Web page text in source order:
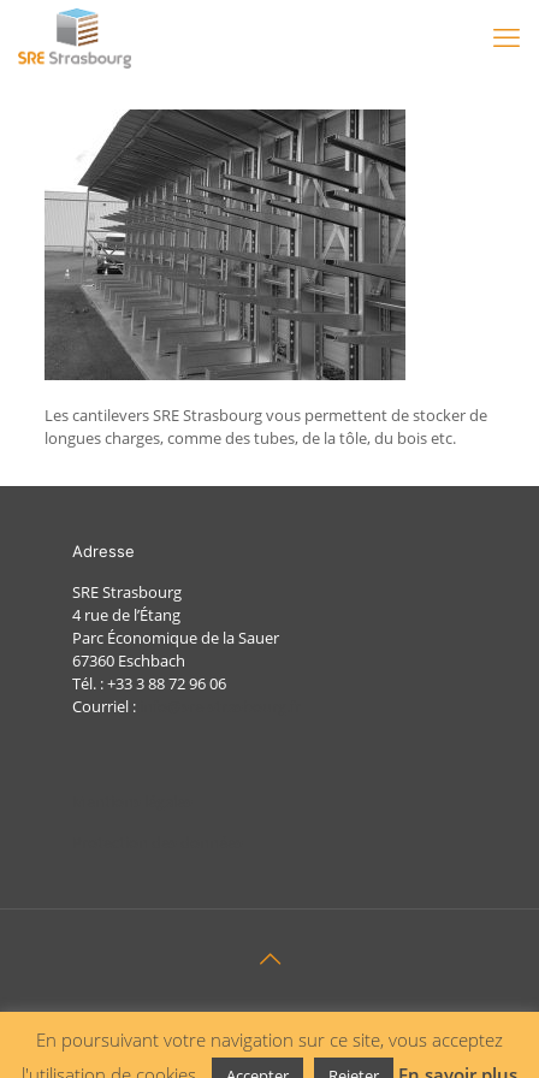
Les cantilevers SRE Strasbourg vous permettent de stocker de
longues charges, comme des tubes, de la tôle, du bois etc.
Adresse
SRE Strasbourg
4 rue de l’Étang
Parc Économique de la Sauer
67360 Eschbach
Tél. :+33 3 88 72 96 06
Courriel :
En poursuivant votre navigation sur ce site, vous acceptez